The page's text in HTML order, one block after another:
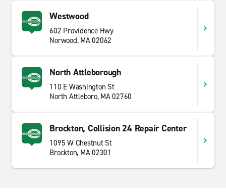
Westwood
602 Providence Hwy
Norwood, MA 02062
North Attleborough
110 E Washington St
North Attleboro, MA 02760
Brockton, Collision 24 Repair Center
1095 W Chestnut St
Brockton, MA 02301